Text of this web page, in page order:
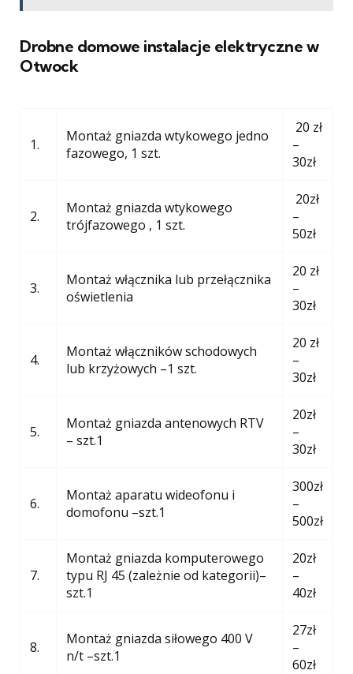
Drobne domowe instalacje elektryczne w
Otwock
1.
Montaż gniazda wtykowego jedno
fazowego, 1 szt.
20 zł
–
30zł
2.
Montaż gniazda wtykowego
trójfazowego , 1 szt.
20zł
–
50zł
3.
Montaż włącznika lub przełącznika
oświetlenia
20 zł
–
30zł
4.
Montaż włączników schodowych
lub krzyżowych –1 szt.
20 zł
–
30zł
5.
Montaż gniazda antenowych RTV
– szt.1
20zł
–
30zł
6.
Montaż aparatu wideofonu i
domofonu –szt.1
300zł
–
500zł
7.
Montaż gniazda komputerowego
typu RJ 45 (zależnie od kategorii)–
szt.1
20zł
–
40zł
8.
Montaż gniazda siłowego 400 V
n/t –szt.1
27zł
–
60zł